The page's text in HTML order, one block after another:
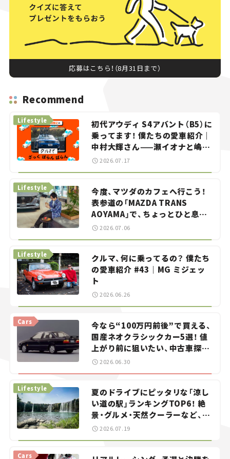
応募はこちら！（8月31日まで）
Recommend
初代アウディ S4アバント（B5）に
乗ってます！ 僕たちの愛車紹介｜
中村大輝さん——瀬イオナと嶋田
智之の「クルマでざっくばらんば
らん！」＃20
Lifestyle
2026.07.17
今度、マツダのカフェへ行こう！
表参道の「MAZDA TRANS
AOYAMA」で、ちょっとひと息。
——連載｜CCGとクルマでどうす
Lifestyle
2026.07.06
クルマ、何に乗ってるの？ 僕たち
の愛車紹介 #43｜MG ミジェッ
ト
Lifestyle
2026.06.26
今なら“100万円前後”で買える、
国産ネオクラシックカー5選！ 値
上がり前に狙いたい、中古車探し
をお手伝い――ちょっとイケてるマ
Cars
2026.06.30
夏のドライブにピッタリな「涼し
い道の駅」ランキングTOP6！ 絶
景・グルメ・天然クーラーなど、避
暑におすすめのスポットを紹介
【道の駅マニアの推し駅ガイド】
Lifestyle
2026.07.19
Cars